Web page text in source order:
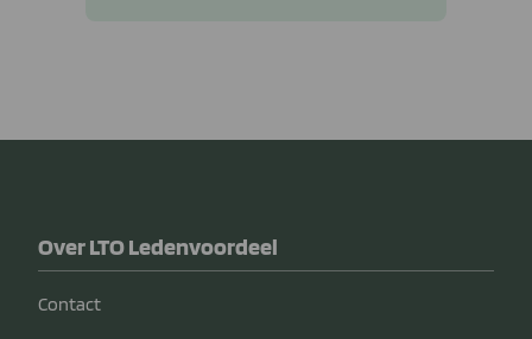
Over LTO Ledenvoordeel
Contact